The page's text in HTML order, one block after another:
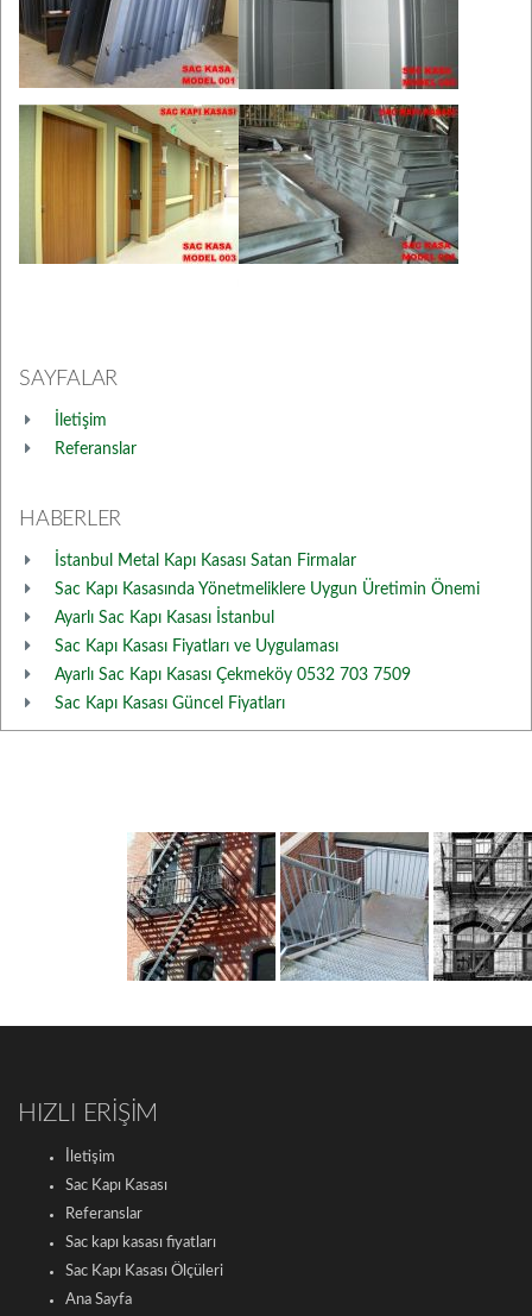
SAYFALAR
İletişim
Referanslar
HABERLER
İstanbul Metal Kapı Kasası Satan Firmalar
Sac Kapı Kasasında Yönetmeliklere Uygun Üretimin Önemi
Ayarlı Sac Kapı Kasası İstanbul
Sac Kapı Kasası Fiyatları ve Uygulaması
Ayarlı Sac Kapı Kasası Çekmeköy 0532 703 7509
Sac Kapı Kasası Güncel Fiyatları
HIZLI ERİŞİM
İletişim
Sac Kapı Kasası
Referanslar
Sac kapı kasası fiyatları
Sac Kapı Kasası Ölçüleri
Ana Sayfa